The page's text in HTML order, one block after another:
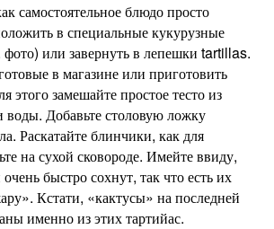
самостоятельное блюдо просто
в специальные кукурузные
или завернуть в лепешки tartillas.
в магазине или приготовить
этого замешайте простое тесто из
Добавьте столовую ложку
Раскатайте блинчики, как для
на сухой сковороде. Имейте ввиду,
быстро сохнут, так что есть их
Кстати, «кактусы» на последней
именно из этих тартийас.